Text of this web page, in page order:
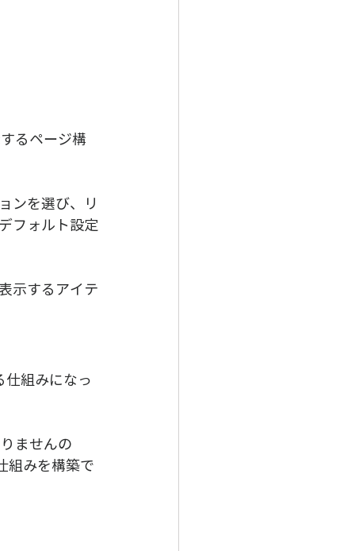
るページ構
ンを選び、リ
フォルト設定
示するアイテ
仕組みになっ
ませんの
組みを構築で